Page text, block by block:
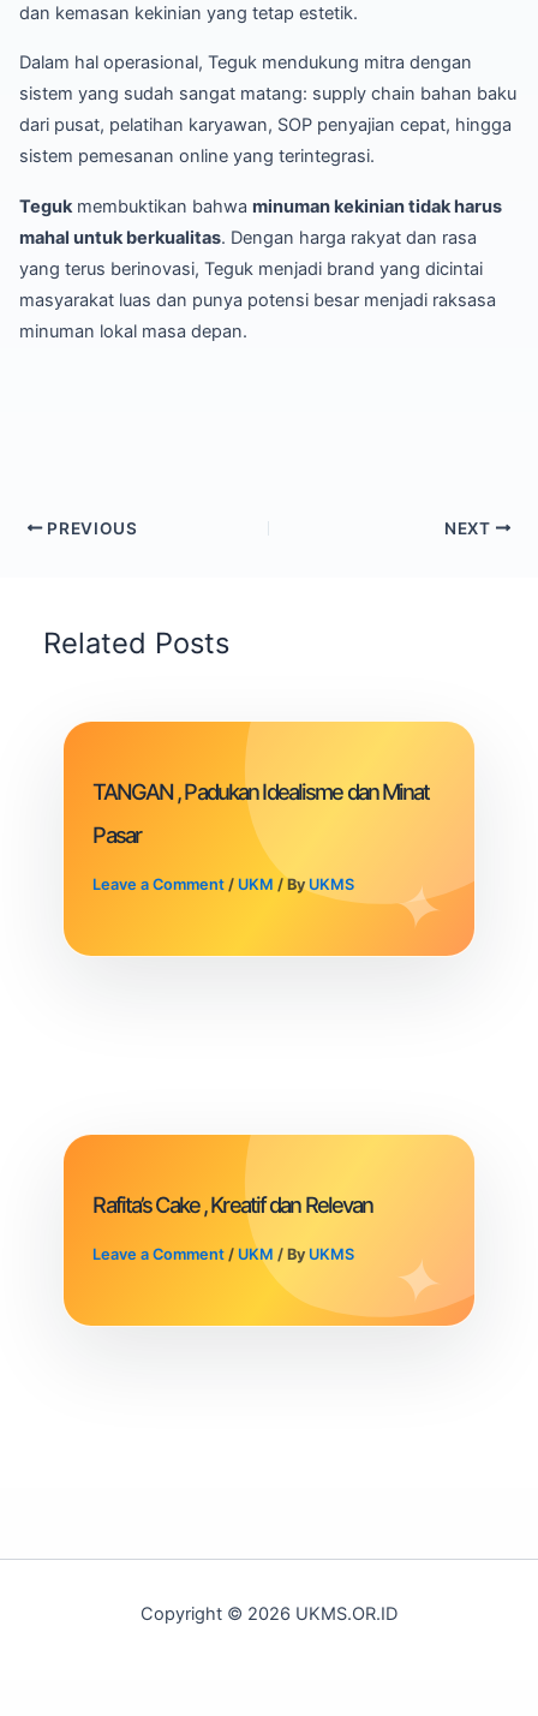
dan kemasan kekinian yang tetap estetik.
Dalam hal operasional, Teguk mendukung mitra dengan
sistem yang sudah sangat matang: supply chain bahan baku
dari pusat, pelatihan karyawan, SOP penyajian cepat, hingga
sistem pemesanan online yang terintegrasi.
Tegukmembuktikan bahwa minuman kekinian tidak harus
mahal untuk berkualitas. Dengan harga rakyat dan rasa
yang terus berinovasi, Teguk menjadi brand yang dicintai
masyarakat luas dan punya potensi besar menjadi raksasa
minuman lokal masa depan.
PREVIOUS NEXT
Related Posts
TANGAN , Padukan Idealisme dan Minat
Pasar
Leave a Comment / UKM / By UKMS
Rafita’s Cake , Kreatif dan Relevan
Leave a Comment / UKM / By UKMS
Copyright © 2026 UKMS.OR.ID